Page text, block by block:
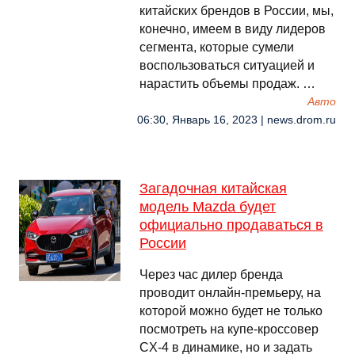
китайских брендов в России, мы,
конечно, имеем в виду лидеров
сегмента, которые сумели
воспользоваться ситуацией и
нарастить объемы продаж. …
Авто
06:30, Январь 16, 2023 | news.drom.ru
Загадочная китайская
модель Mazda будет
официально продаваться в
России
Через час дилер бренда
проводит онлайн-премьеру, на
которой можно будет не только
посмотреть на купе-кроссовер
CX-4 в динамике, но и задать